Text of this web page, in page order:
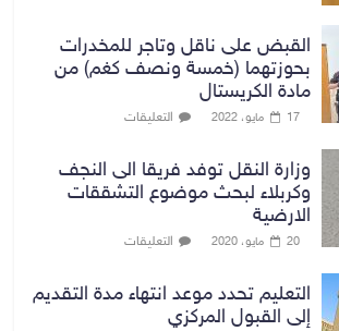
القبض على ناقل وتاجر للمخدرات
بحوزتهما (خمسة ونصف كغم) من
مادة الكريستال
17 مايو، 2022 التعليقات
وزارة النقل توفد فريقا الى النجف
وكربلاء لبحث موضوع التشققات
الارضية
20 مايو، 2020 التعليقات
التعليم تحدد موعد انتهاء مدة التقديم
إلى القبول المركزي